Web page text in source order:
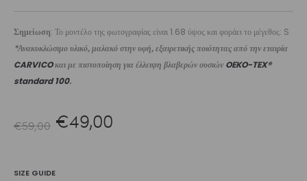
Σημείωση: Το μοντέλο της φωτογραφίας είναι 1.68 ύψος και φοράει το μέγεθος: S
*Ανακυκλώσιμο υλικό, μαλακό στην υφή, εξαιρετικής ποιότητας από την εταιρία
CARVICOκαι με πιστοποίηση για έλλειψη βλαβερών ουσιών OEKO-TEX®
standard 100.
€59,00 Original
€49,00
SIZE GUIDE